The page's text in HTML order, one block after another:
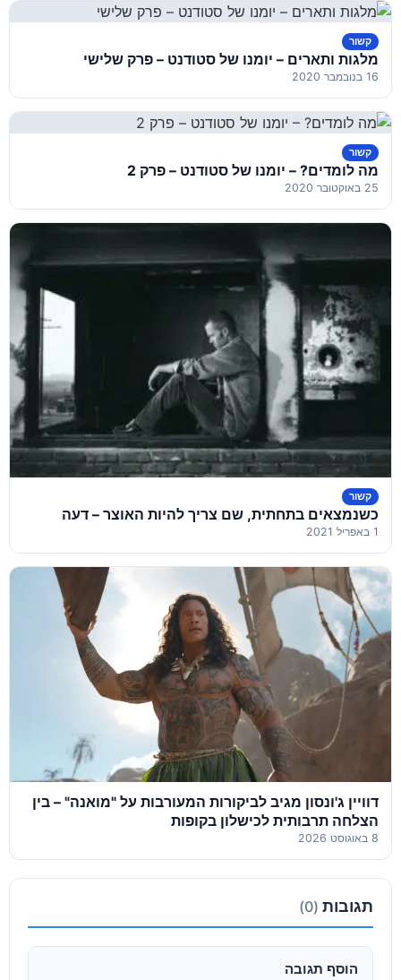
קשור
מלגות ותארים – יומנו של סטודנט – פרק שלישי
16 בנובמבר 2020
קשור
מה לומדים? – יומנו של סטודנט – פרק 2
25 באוקטובר 2020
קשור
כשנמצאים בתחתית, שם צריך להיות האוצר – דעה
1 באפריל 2021
דוויין ג'ונסון מגיב לביקורות המעורבות על "מואנה" – בין
הצלחה תרבותית לכישלון בקופות
8 באוגוסט 2026
תגובות (0)
הוסף תגובה